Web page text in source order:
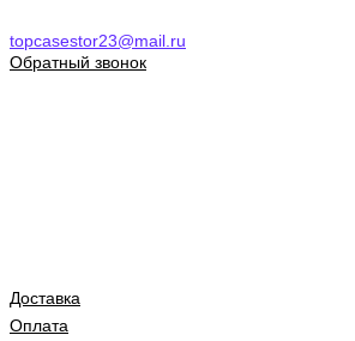
topcasestor23@mail.ru
Обратный звонок
Доставка
Оплата